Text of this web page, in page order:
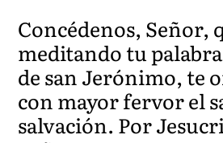
Concédenos, Señor,
meditando tu
de san Jerónimo, te
con mayor fervor el
salvación. Por